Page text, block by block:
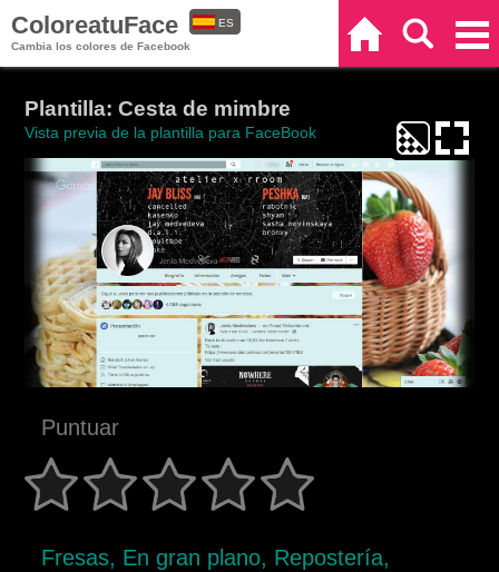
ColoreatuFace
Cambia los colores de Facebook
ES
Plantilla: Cesta de mimbre
Vista previa de la plantilla para FaceBook
Puntuar
Fresas, En gran plano, Repostería,